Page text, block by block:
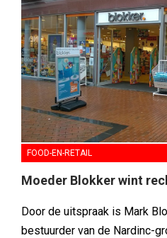
FOOD-EN-RETAIL
Moeder Blokker wint
Door de uitspraak is Mark
bestuurder van de Nardinc-